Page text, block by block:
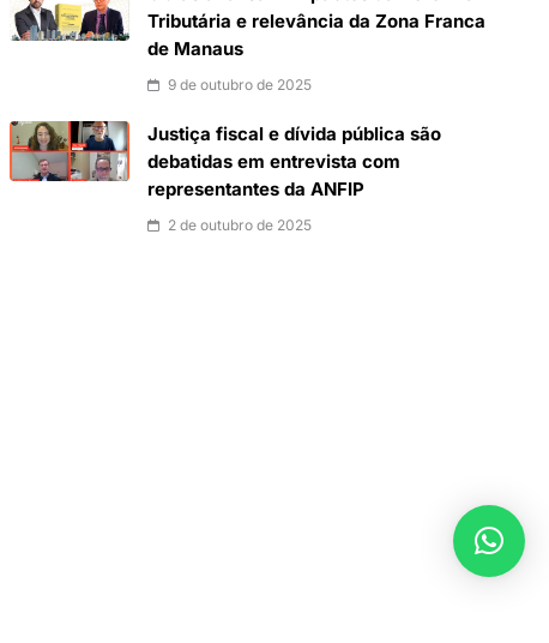
Tributária e relevância da Zona Franca
de Manaus
9 de outubro de 2025
Justiça fiscal e dívida pública são
debatidas em entrevista com
representantes da ANFIP
2 de outubro de 2025